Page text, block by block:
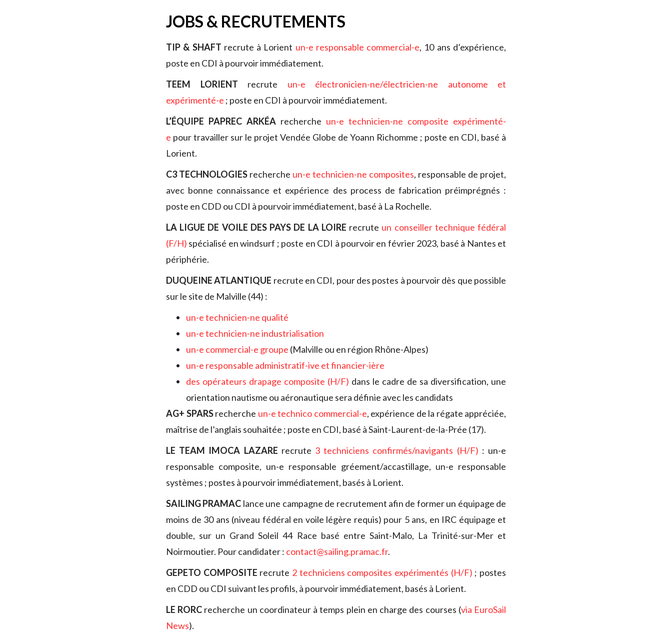
JOBS & RECRUTEMENTS
TIP & SHAFT recrute à Lorient un-e responsable commercial-e, 10 ans d’expérience,
poste en CDI à pourvoir immédiatement.
TEEM LORIENT recrute un-e électronicien-ne/électricien-ne autonome et
expérimenté-e ; poste en CDI à pourvoir immédiatement.
L’ÉQUIPE PAPREC ARKÉA recherche un-e technicien-ne composite expérimenté-
e pour travailler sur le projet Vendée Globe de Yoann Richomme ; poste en CDI, basé à
Lorient.
C3 TECHNOLOGIES recherche un-e technicien-ne composites, responsable de projet,
avec bonne connaissance et expérience des process de fabrication préimprégnés :
poste en CDD ou CDI à pourvoir immédiatement, basé à La Rochelle.
LA LIGUE DE VOILE DES PAYS DE LA LOIRE recrute un conseiller technique fédéral
(F/H) spécialisé en windsurf ; poste en CDI à pourvoir en février 2023, basé à Nantes et
périphérie.
DUQUEINE ATLANTIQUE recrute en CDI, pour des postes à pourvoir dès que possible
sur le site de Malville (44) :
un-e technicien-ne qualité
un-e technicien-ne industrialisation
un-e commercial-e groupe (Malville ou en région Rhône-Alpes)
un-e responsable administratif-ive et financier-ière
des opérateurs drapage composite (H/F) dans le cadre de sa diversification, une
orientation nautisme ou aéronautique sera définie avec les candidats
AG+ SPARSrecherche un-e technico commercial-e, expérience de la régate appréciée,
maîtrise de l’anglais souhaitée ; poste en CDI, basé à Saint-Laurent-de-la-Prée (17).
LE TEAM IMOCA LAZARE recrute 3 techniciens confirmés/navigants (H/F) : un-e
responsable composite, un-e responsable gréement/accastillage, un-e responsable
systèmes ; postes à pourvoir immédiatement, basés à Lorient.
SAILING PRAMAC lance une campagne de recrutement afin de former un équipage de
moins de 30 ans (niveau fédéral en voile légère requis) pour 5 ans, en IRC équipage et
double, sur un Grand Soleil 44 Race basé entre Saint-Malo, La Trinité-sur-Mer et
Noirmoutier. Pour candidater : contact@sailing.pramac.fr.
GEPETO COMPOSITE recrute 2 techniciens composites expérimentés (H/F) ; postes
en CDD ou CDI suivant les profils, à pourvoir immédiatement, basés à Lorient.
LE RORC recherche un coordinateur à temps plein en charge des courses (via EuroSail
News).